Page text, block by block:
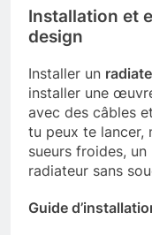
Installation et
design
Installer un
installer une
avec des câbles
tu peux te lancer,
sueurs froides,
radiateur sans
Guide